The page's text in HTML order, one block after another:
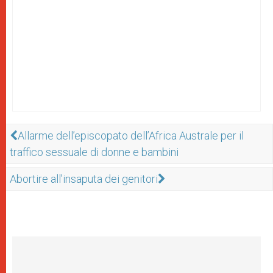
Allarme dell’episcopato dell’Africa Australe per il
traffico sessuale di donne e bambini
Abortire all’insaputa dei genitori